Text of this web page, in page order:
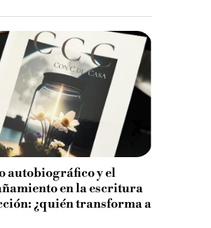
autobiográfico y el
en la escritura
¿quién transforma a